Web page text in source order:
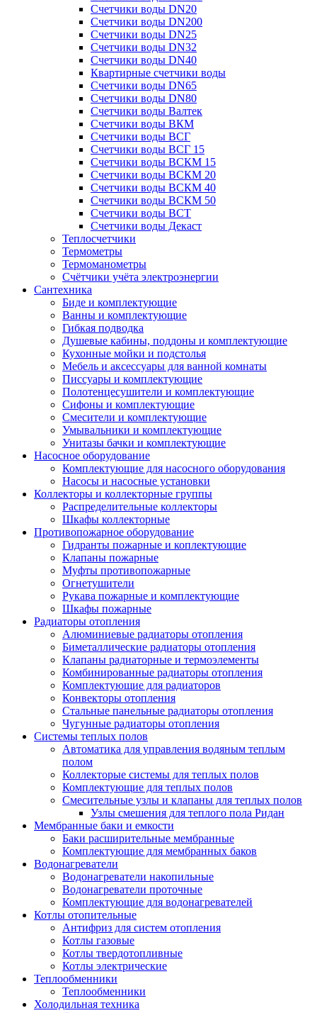
Счетчики воды DN20
Счетчики воды DN200
Счетчики воды DN25
Счетчики воды DN32
Счетчики воды DN40
Квартирные счетчики воды
Счетчики воды DN65
Счетчики воды DN80
Счетчики воды Валтек
Счетчики воды ВКМ
Счетчики воды ВСГ
Счетчики воды ВСГ 15
Счетчики воды ВСКМ 15
Счетчики воды ВСКМ 20
Счетчики воды ВСКМ 40
Счетчики воды ВСКМ 50
Счетчики воды ВСТ
Счетчики воды Декаст
Теплосчетчики
Термометры
Термоманометры
Счётчики учёта электроэнергии
Сантехника
Биде и комплектующие
Ванны и комплектующие
Гибкая подводка
Душевые кабины, поддоны и комплектующие
Кухонные мойки и подстолья
Мебель и аксессуары для ванной комнаты
Писсуары и комплектующие
Полотенцесушители и комплектующие
Сифоны и комплектующие
Смесители и комплектующие
Умывальники и комплектующие
Унитазы бачки и комплектующие
Насосное оборудование
Комплектующие для насосного оборудования
Насосы и насосные установки
Коллекторы и коллекторные группы
Распределительные коллекторы
Шкафы коллекторные
Противопожарное оборудование
Гидранты пожарные и коплектующие
Клапаны пожарные
Муфты противопожарные
Огнетушители
Рукава пожарные и комплектующие
Шкафы пожарные
Радиаторы отопления
Алюминиевые радиаторы отопления
Биметаллические радиаторы отопления
Клапаны радиаторные и термоэлементы
Комбинированные радиаторы отопления
Комплектующие для радиаторов
Конвекторы отопления
Стальные панельные радиаторы отопления
Чугунные радиаторы отопления
Системы теплых полов
Автоматика для управления водяным теплым
полом
Коллекторые системы для теплых полов
Комплектующие для теплых полов
Смесительные узлы и клапаны для теплых полов
Узлы смешения для теплого пола Ридан
Мембранные баки и емкости
Баки расширительные мембранные
Комплектующие для мембранных баков
Водонагреватели
Водонагреватели накопильные
Водонагреватели проточные
Комплектующие для водонагревателей
Котлы отопительные
Антифриз для систем отопления
Котлы газовые
Котлы твердотопливные
Котлы электрические
Теплообменники
Теплообменники
Холодильная техника